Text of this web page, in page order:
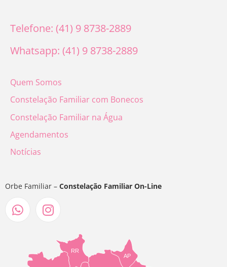
Telefone: (41) 9 8738-2889
Whatsapp: (41) 9 8738-2889
Quem Somos
Constelação Familiar com Bonecos
Constelação Familiar na Água
Agendamentos
Notícias
Orbe Familiar – Constelação Familiar On-Line
AP
RR